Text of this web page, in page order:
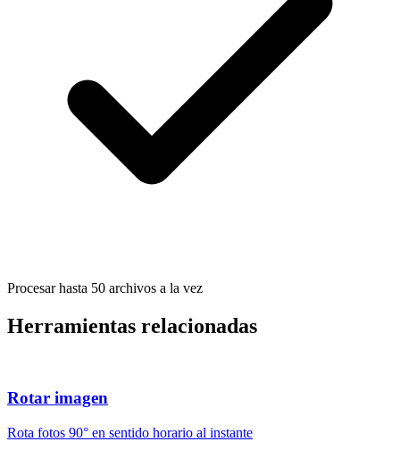
Procesar hasta 50 archivos a la vez
Herramientas relacionadas
Rotar imagen
Rota fotos 90° en sentido horario al instante